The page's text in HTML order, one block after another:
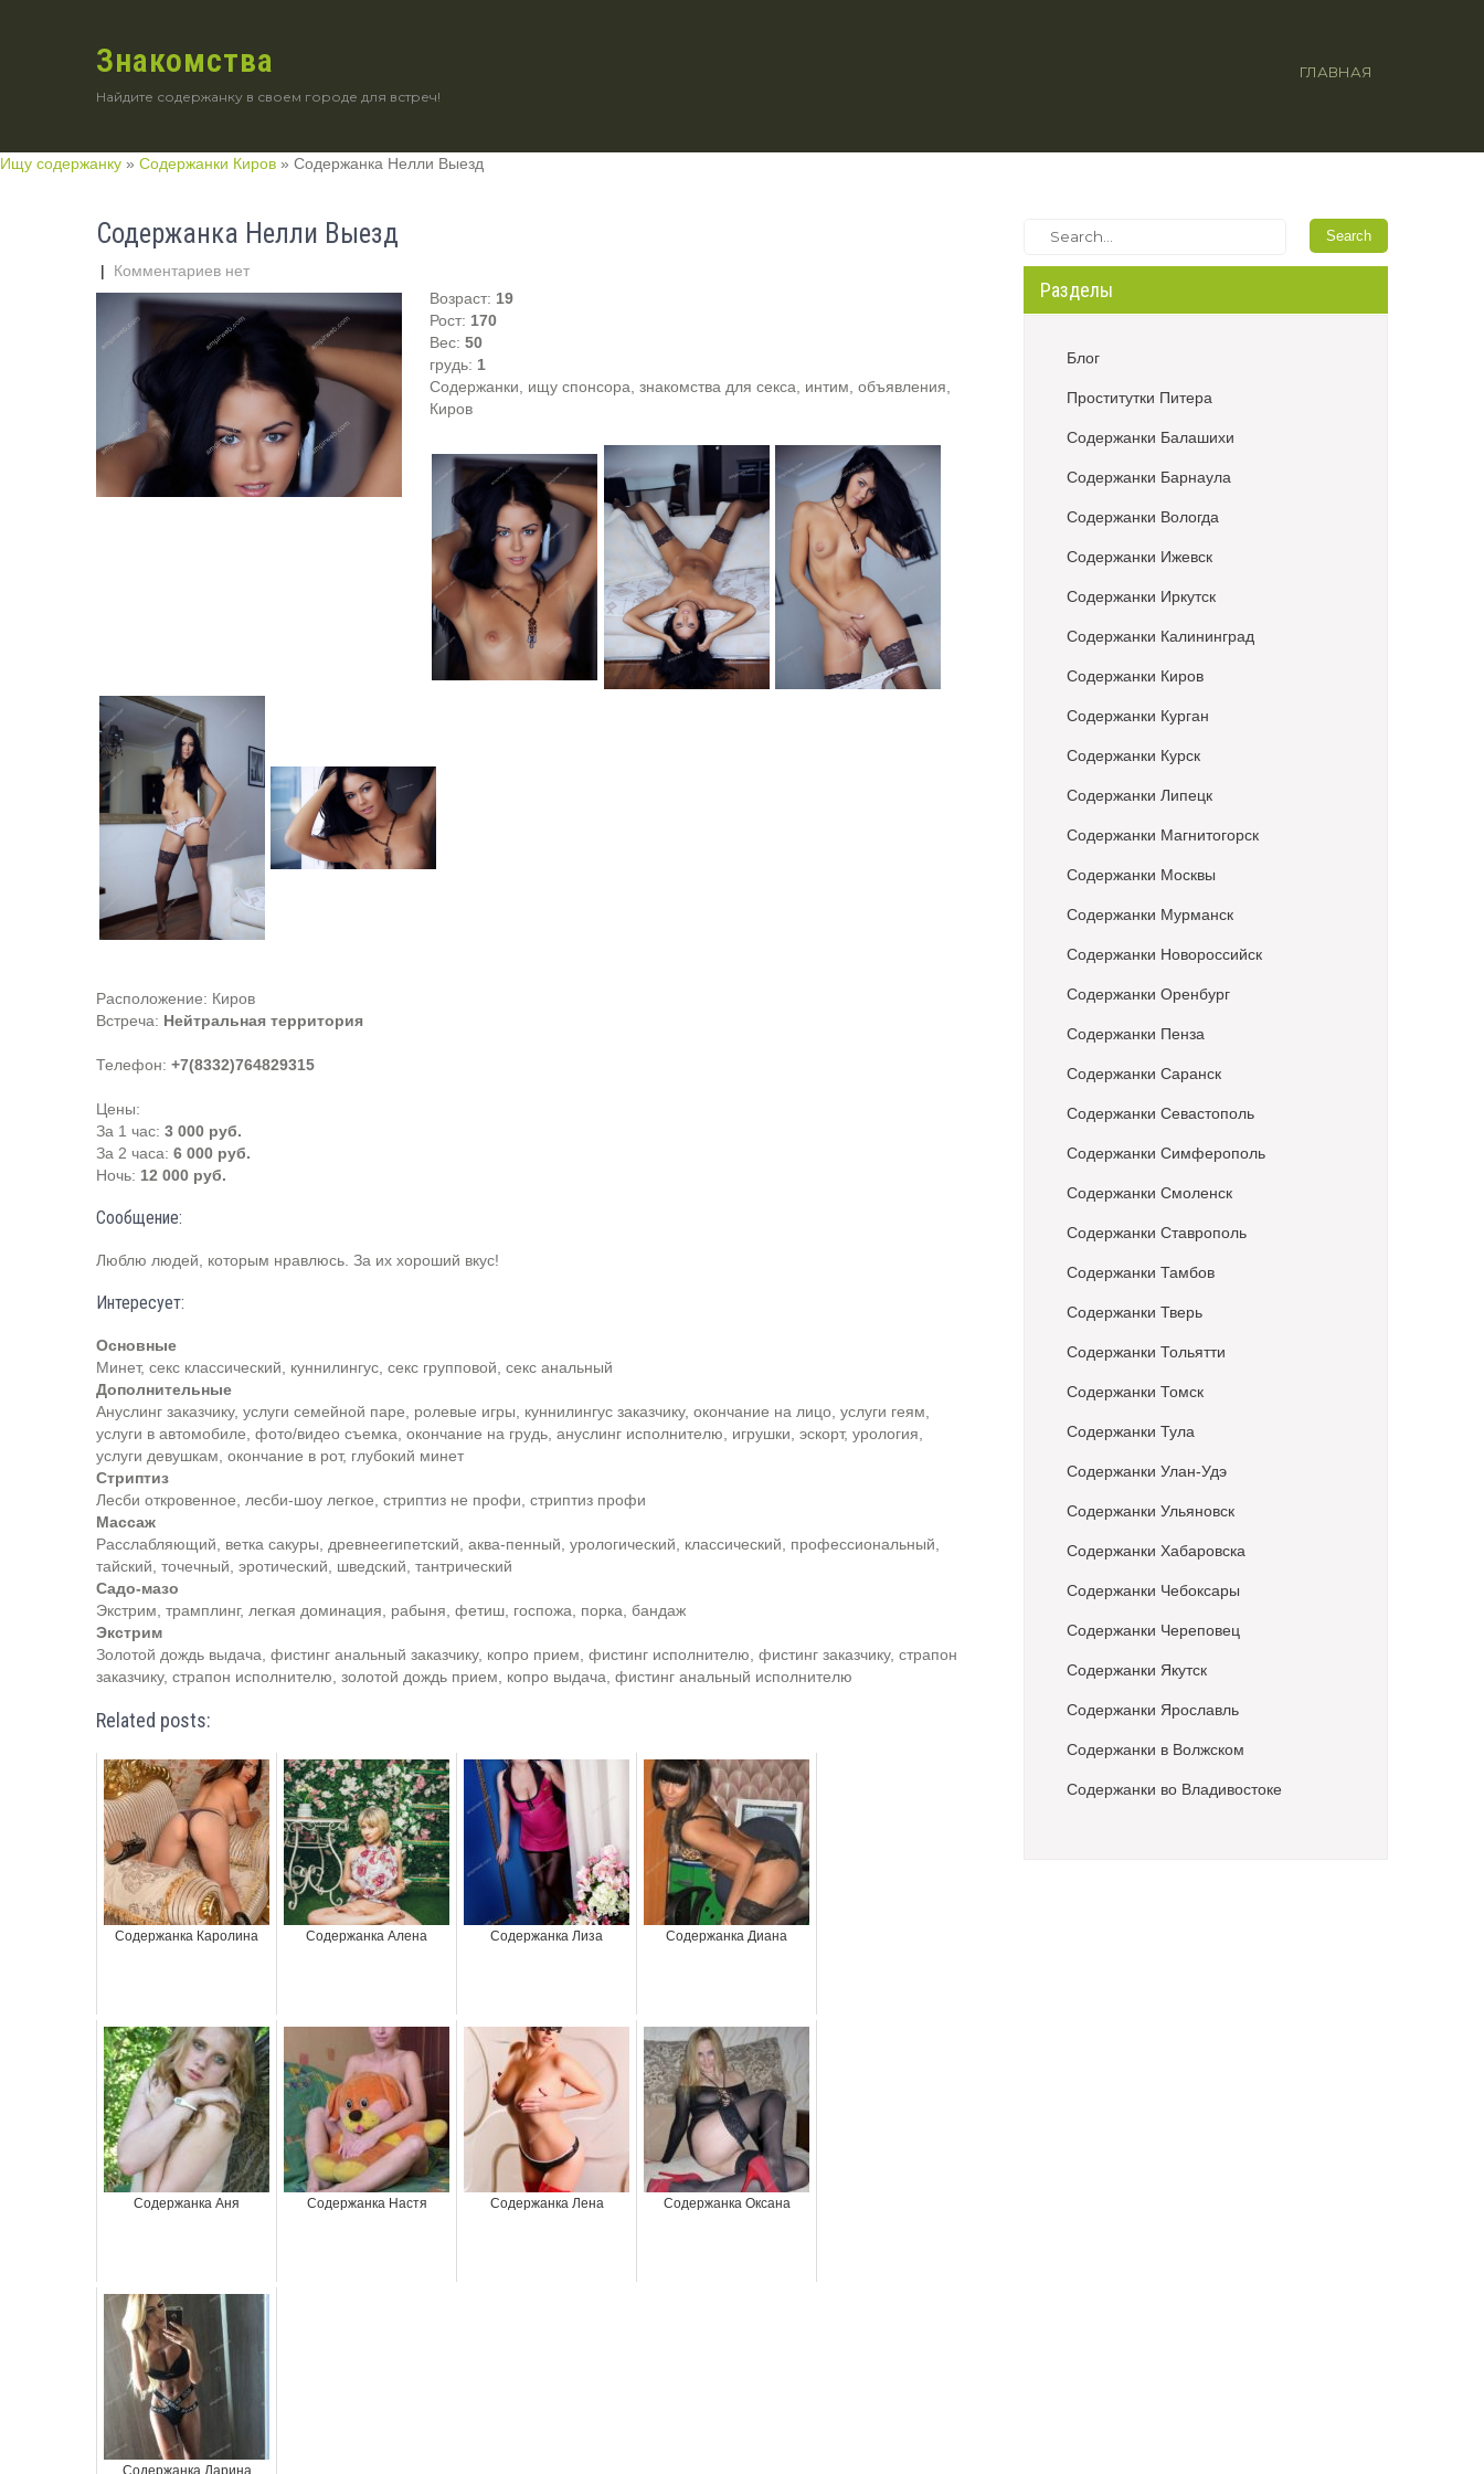
Знакомства
Найдите содержанку в своем городе для встреч!
ГЛАВНАЯ
Ищу содержанку » Содержанки Киров » Содержанка Нелли Выезд
Содержанка Нелли Выезд
| Комментариев нет
Возраст: 19
Рост: 170
Вес: 50
грудь: 1
Содержанки, ищу спонсора, знакомства для секса, интим, объявления,
Киров
Расположение: Киров
Встреча: Нейтральная территория
Телефон: +7(8332)764829315
Цены:
За 1 час: 3 000 руб.
За 2 часа: 6 000 руб.
Ночь: 12 000 руб.
Сообщение:
Люблю людей, которым нравлюсь. За их хороший вкус!
Интересует:
Основные
Минет, секс классический, куннилингус, секс групповой, секс анальный
Дополнительные
Ануслинг заказчику, услуги семейной паре, ролевые игры, куннилингус заказчику, окончание на лицо, услуги геям,
услуги в автомобиле, фото/видео съемка, окончание на грудь, ануслинг исполнителю, игрушки, эскорт, урология,
услуги девушкам, окончание в рот, глубокий минет
Стриптиз
Лесби откровенное, лесби-шоу легкое, стриптиз не профи, стриптиз профи
Массаж
Расслабляющий, ветка сакуры, древнеегипетский, аква-пенный, урологический, классический, профессиональный,
тайский, точечный, эротический, шведский, тантрический
Садо-мазо
Экстрим, трамплинг, легкая доминация, рабыня, фетиш, госпожа, порка, бандаж
Экстрим
Золотой дождь выдача, фистинг анальный заказчику, копро прием, фистинг исполнителю, фистинг заказчику, страпон
заказчику, страпон исполнителю, золотой дождь прием, копро выдача, фистинг анальный исполнителю
Related posts:
Содержанка Каролина Содержанка Алена Содержанка Лиза Содержанка Диана
Содержанка Аня Содержанка Настя Содержанка Лена Содержанка Оксана
Содержанка Дарина
Разделы
Блог
Проститутки Питера
Содержанки Балашихи
Содержанки Барнаула
Содержанки Вологда
Содержанки Ижевск
Содержанки Иркутск
Содержанки Калининград
Содержанки Киров
Содержанки Курган
Содержанки Курск
Содержанки Липецк
Содержанки Магнитогорск
Содержанки Москвы
Содержанки Мурманск
Содержанки Новороссийск
Содержанки Оренбург
Содержанки Пенза
Содержанки Саранск
Содержанки Севастополь
Содержанки Симферополь
Содержанки Смоленск
Содержанки Ставрополь
Содержанки Тамбов
Содержанки Тверь
Содержанки Тольятти
Содержанки Томск
Содержанки Тула
Содержанки Улан-Удэ
Содержанки Ульяновск
Содержанки Хабаровска
Содержанки Чебоксары
Содержанки Череповец
Содержанки Якутск
Содержанки Ярославль
Содержанки в Волжском
Содержанки во Владивостоке